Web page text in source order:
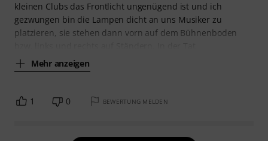
kleinen Clubs das Frontlicht ungenügend ist und ich
gezwungen bin die Lampen dicht an uns Musiker zu
platzieren, sie stehen dann vorn auf dem Bühnenboden
Mehr anzeigen
1 0 BEWERTUNG MELDEN